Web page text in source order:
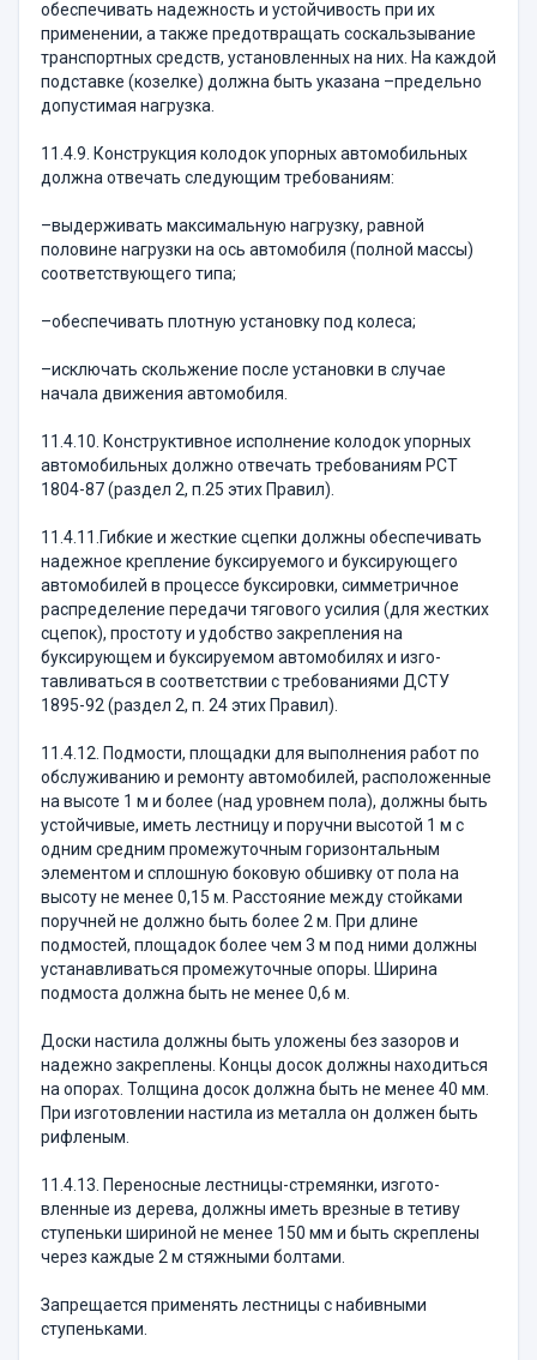
обеспечивать надежность и устойчивость при их
применении, а также предотвращать соскальзывание
транспортных средств, установленных на них. На каждой
подставке (козелке) должна быть указана –предельно
допустимая нагрузка.
11.4.9. Конструкция колодок упорных автомобиль­ных
должна отвечать следующим требованиям:
–выдерживать максимальную нагрузку, равной
половине нагрузки на ось автомобиля (полной мас­сы)
соответствующего типа;
–обеспечивать плотную установку под колеса;
–исключать скольжение после установки в слу­чае
начала движения автомобиля.
11.4.10. Конструктивное исполнение колодок упор­ных
автомобильных должно отвечать требованиям РСТ
1804-87 (раздел 2, п.25 этих Правил).
11.4.11.Гибкие и жесткие сцепки должны обес­печивать
надежное крепление буксируемого и букси­рующего
автомобилей в процессе буксировки, симмет­ричное
распределение передачи тягового усилия (для жестких
сцепок), простоту и удобство закрепления на
буксирующем и буксируемом автомобилях и изго­
тавливаться в соответствии с требованиями ДСТУ
1895-92 (раздел 2, п. 24 этих Правил).
11.4.12. Подмости, площадки для выполнения работ по
обслуживанию и ремонту автомобилей, рас­положенные
на высоте 1 м и более (над уровнем пола), должны быть
устойчивые, иметь лестницу и поручни высотой 1 м с
одним средним промежуточным гори­зонтальным
элементом и сплошную боковую обшив­ку от пола на
высоту не менее 0,15 м. Расстояние между стойками
поручней не должно быть более 2 м. При длине
подмостей, площадок более чем 3 м под ними должны
устанавливаться промежуточные опо­ры. Ширина
подмоста должна быть не менее 0,6 м.
Доски настила должны быть уложены без зазоров и
надежно закреплены. Концы досок должны нахо­диться
на опорах. Толщина досок должна быть не менее 40 мм.
При изготовлении настила из металла он должен быть
рифленым.
11.4.13. Переносные лестницы-стремянки, изго­то­
вленные из дерева, должны иметь врезные в тети­ву
ступеньки шириной не менее 150 мм и быть скреп­лены
через каждые 2 м стяжными болтами.
Запрещается применять лестницы с набивными
ступеньками.